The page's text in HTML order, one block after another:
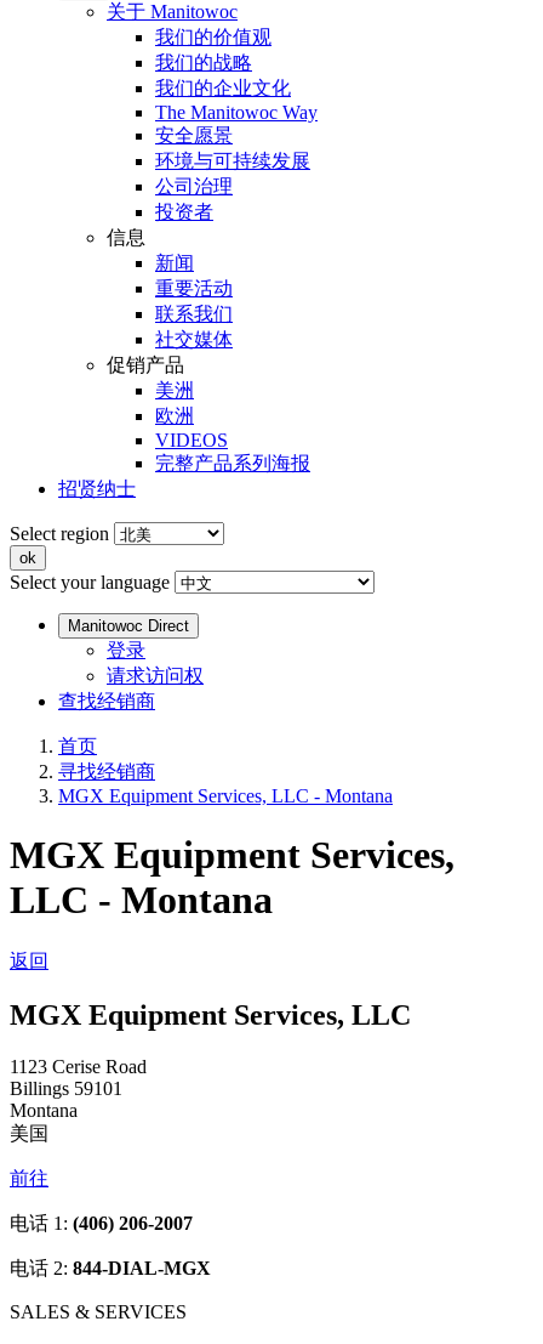
关于 Manitowoc
我们的价值观
我们的战略
我们的企业文化
The Manitowoc Way
安全愿景
环境与可持续发展
公司治理
投资者
信息
新闻
重要活动
联系我们
社交媒体
促销产品
美洲
欧洲
VIDEOS
完整产品系列海报
招贤纳士
Select region
Select your language
Manitowoc Direct
登录
请求访问权
查找经销商
首页
寻找经销商
MGX Equipment Services, LLC - Montana
MGX Equipment Services,
LLC - Montana
返回
MGX Equipment Services, LLC
1123 Cerise Road
Billings 59101
Montana
美国
前往
电话 1: (406) 206-2007
电话 2: 844-DIAL-MGX
SALES & SERVICES